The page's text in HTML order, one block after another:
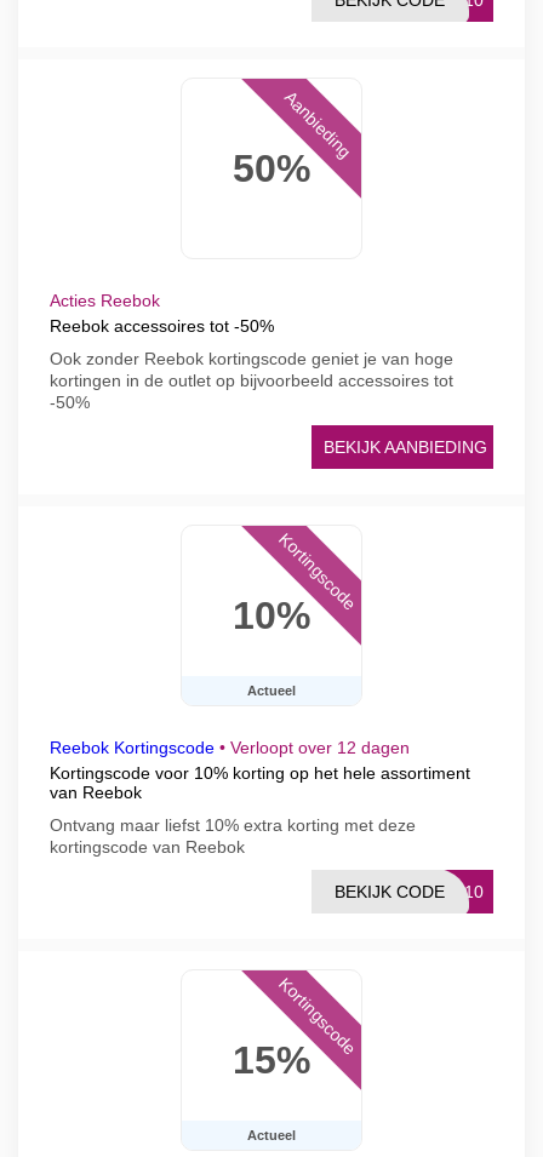
50%
Aanbieding
Acties Reebok
Reebok accessoires tot -50%
Ook zonder Reebok kortingscode geniet je van hoge
kortingen in de outlet op bijvoorbeeld accessoires tot
-50%
BEKIJK AANBIEDING
10%
Actueel
Kortingscode
Reebok Kortingscode • Verloopt over 12 dagen
Kortingscode voor 10% korting op het hele assortiment
van Reebok
Ontvang maar liefst 10% extra korting met deze
kortingscode van Reebok
BK10
BEKIJK CODE
15%
Actueel
Kortingscode